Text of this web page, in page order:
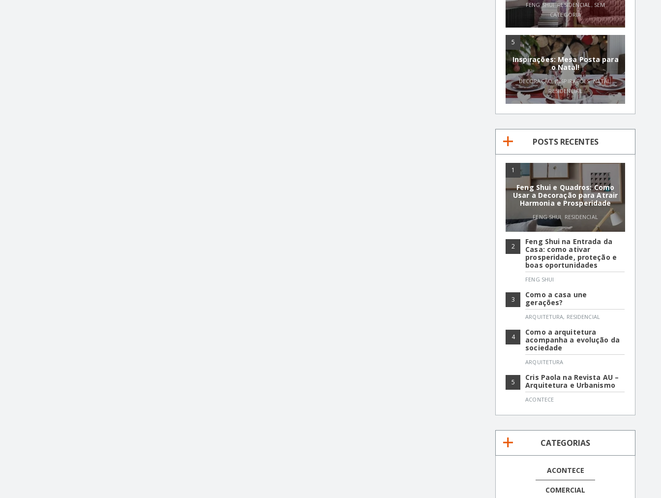
FENG SHUI,RESIDENCIAL, SEM
CATEGORIA
5
Inspirações: Mesa Posta para
o Natal!
DECORAÇÃO,INSPIRAÇÕES,NATAL,
RESIDENCIAL
POSTS RECENTES
1
Feng Shui e Quadros: Como
Usar a Decoração para Atrair
Harmonia e Prosperidade
FENG SHUI, RESIDENCIAL
2
Feng Shui na Entrada da
Casa: como ativar
prosperidade, proteção e
boas oportunidades
FENG SHUI
3
Como a casa une
gerações?
ARQUITETURA, RESIDENCIAL
4
Como a arquitetura
acompanha a evolução da
sociedade
ARQUITETURA
5
Cris Paola na Revista AU –
Arquitetura e Urbanismo
ACONTECE
CATEGORIAS
ACONTECE
COMERCIAL